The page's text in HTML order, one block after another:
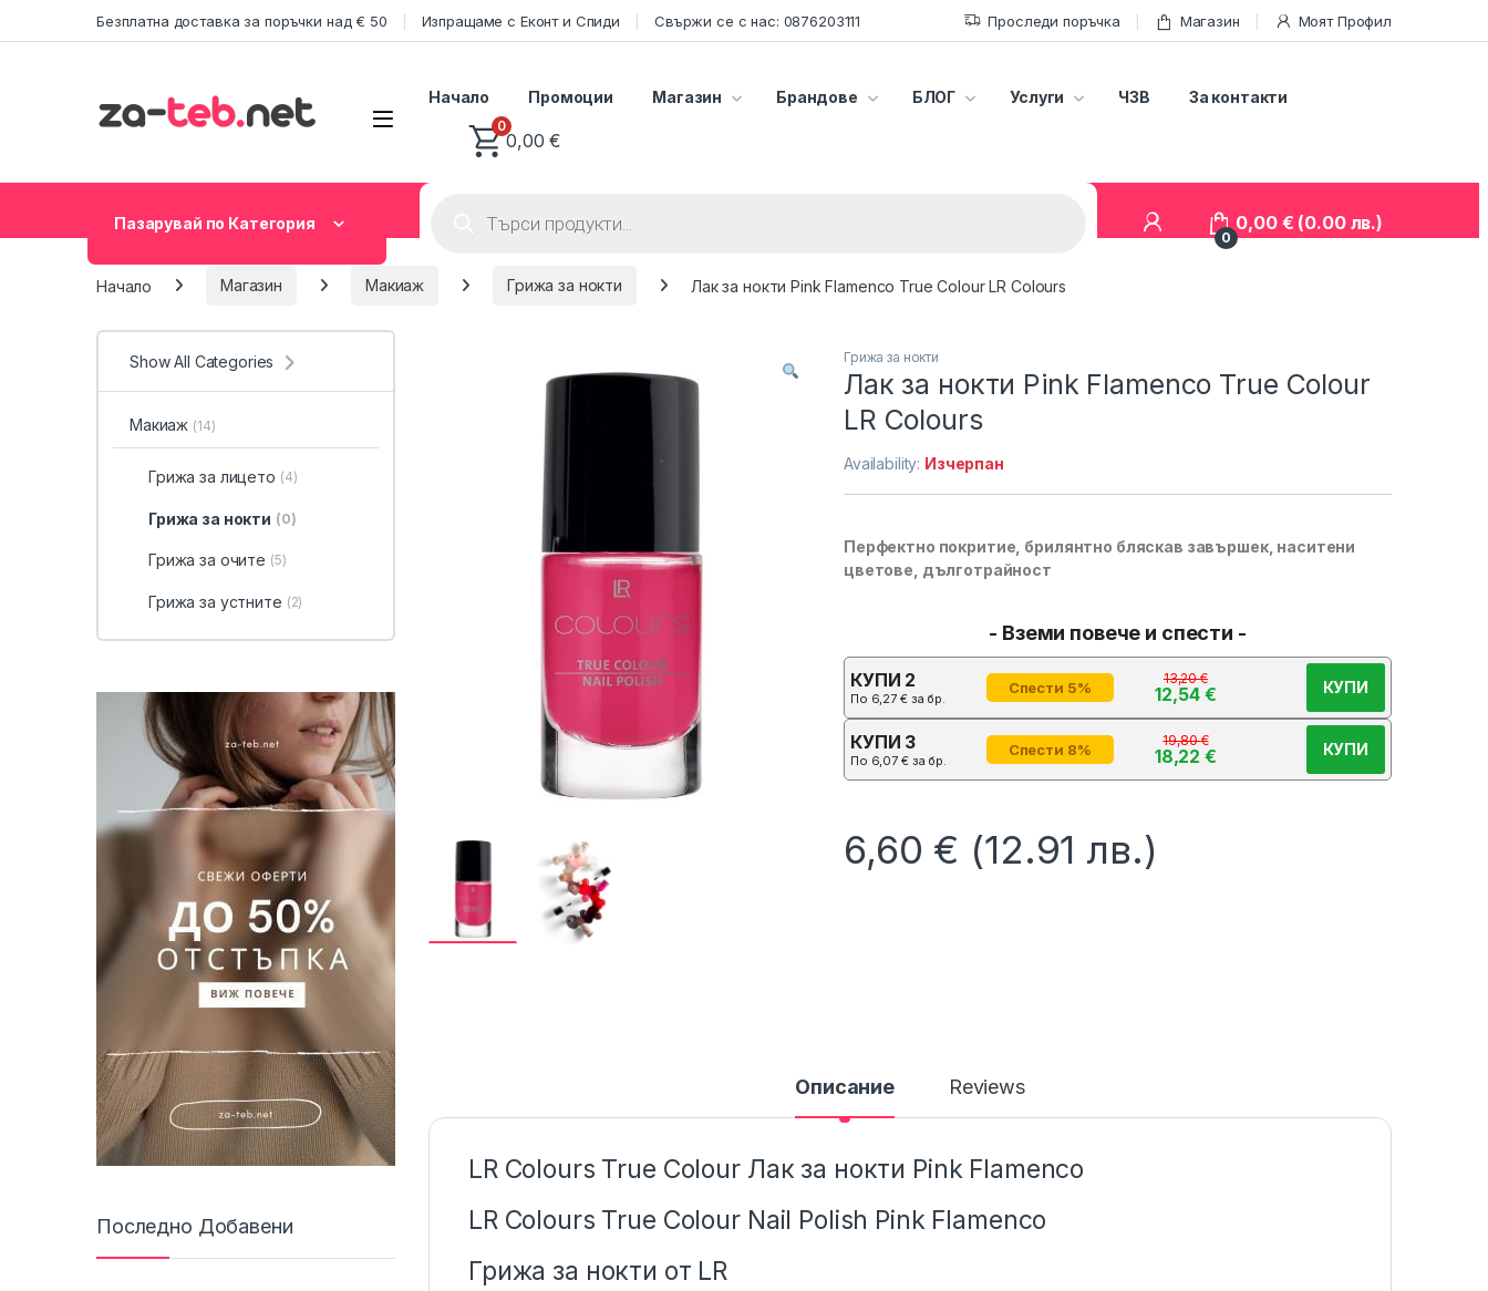
Безплатна доставка за поръчки над € 50 Изпращаме с Еконт и Спиди Свържи се с нас: 0876203111 Проследи поръчка Магазин Моят Профил
Начало Промоции Магазин Брандове БЛОГ Услуги ЧЗВ За контакти
0
0,00€
Пазарувай по Категория
0
0,00 € (0.00 лв.)
Начало Магазин Макиаж Грижа за нокти Лак за нокти Pink Flamenco True Colour LR Colours
Грижа за нокти
Лак за нокти Pink Flamenco True Colour
LR Colours
Availability: Изчерпан
Перфектно покритие, брилянтно бляскав завършек, наситени
цветове, дълготрайност
- Вземи повече и спести -
КУПИ 2
По 6,27 €за бр.
Спести 5%
13,20€
12,54 € КУПИ
КУПИ 3
По 6,07 €за бр.
Спести 8%
19,80€
18,22€ КУПИ
6,60 € (12.91 лв.)
Описание Reviews
LR Colours True Colour Лак за нокти Pink Flamenco
LR Colours True Colour Nail Polish Pink Flamenco
Грижа за нокти от LR
Show All Categories
Макиаж (14)
Грижа за лицето (4)
Грижа за нокти (0)
Грижа за очите (5)
Грижа за устните (2)
Последно Добавени